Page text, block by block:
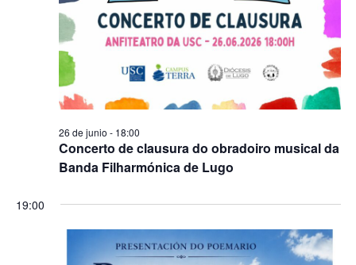
Concerto de clausura do obradoiro musical da
Banda Filharmónica de Lugo
26 de junio - 18:00
19:00